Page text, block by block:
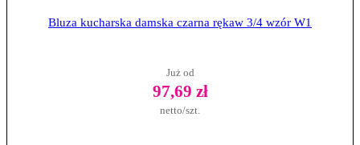
Bluza kucharska damska czarna rękaw 3/4 wzór W1
Już od
97,69 zł
netto/szt.